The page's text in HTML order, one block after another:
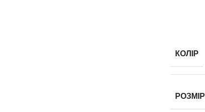
КОЛІР
РОЗМІР